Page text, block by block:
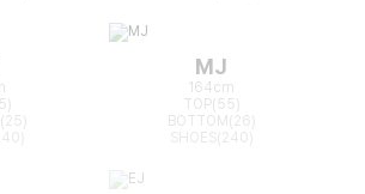
MJ
164cm
TOP(55)
BOTTOM(26)